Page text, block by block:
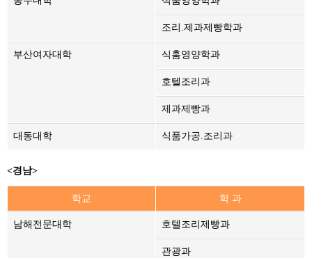
조리.제과제빵학과
부산여자대학 식훔영양학과
호텔조리과
제과제빵과
대동대학 식품가공.조리과
<경남>
학교 학 과
남해전문대학 호텔조리제빵과
관광과